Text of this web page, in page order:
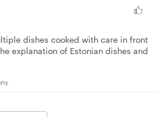
dishes cooked with care in front
explanation of Estonian dishes and